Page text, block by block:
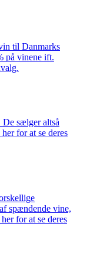
til Danmarks
på vinene ift.
sælger altså
for at se deres
spændende vine,
for at se deres